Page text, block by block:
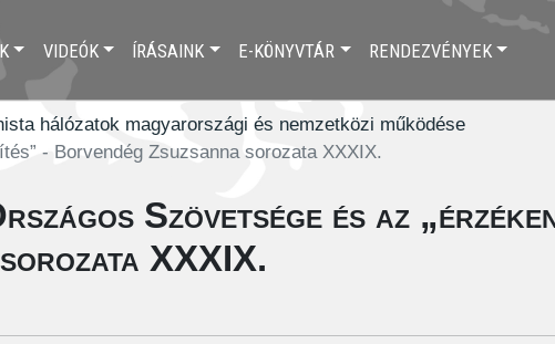
VIDEÓK ÍRÁSAINK E-KÖNYVTÁR RENDEZVÉNYEK
hálózatok magyarországi és nemzetközi működése
- Borvendég Zsuzsanna sorozata XXXIX.
Szövetsége és az
XXXIX.